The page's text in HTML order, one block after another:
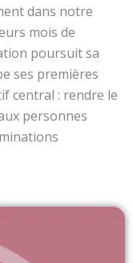
dans notre
mois de
poursuit sa
ses premières
central : rendre le
personnes